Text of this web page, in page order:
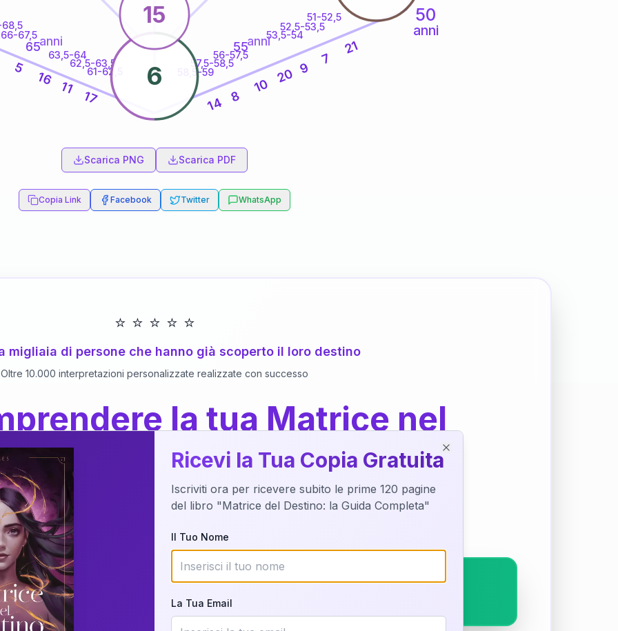
50
anni
anni
51-52,5
52,5-53,5
53,5-54
56-57,5
57,5-58,5
58,5-59
61-62,5
62,5-63,5
63,5-64
66-67,5
68,5
21
7
9
20
10
8
14
17
11
16
5 6
15
55anni
65anni
Scarica PNG Scarica PDF
Copia Link Facebook Twitter WhatsApp
⭐ ⭐ ⭐ ⭐ ⭐
migliaia di persone che hanno già scoperto il loro destino
Oltre 10.000 interpretazioni personalizzate realizzate con successo
la tua Matrice nel
dettaglio?
della tua Matrice del Destino attraverso una nostra interpretazione
o studiando attraverso il manuale completo.
Richiedi Interpretazione
✨ Interpretazione personalizzata
del Libro
Ricevi la Tua Copia Gratuita
Iscriviti ora per ricevere subito le prime 120 pagine
del libro "Matrice del Destino: la Guida Completa"
Il Tuo Nome
La Tua Email